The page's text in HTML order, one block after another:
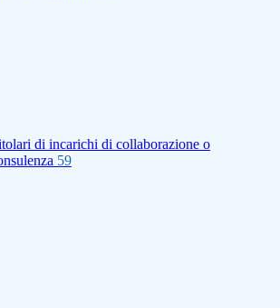
di incarichi di collaborazione o
59